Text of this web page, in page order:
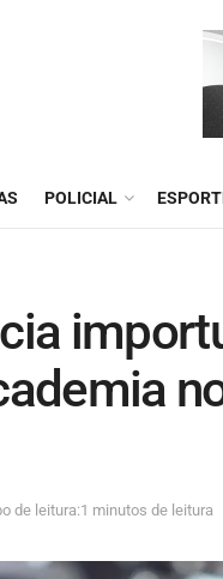
POLICIAL
de leitura:1 minutos de leitura